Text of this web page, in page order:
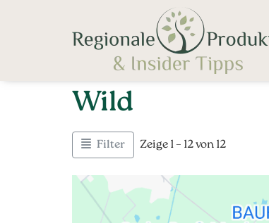
Wild
Filter Zeige 1 – 12 von 12